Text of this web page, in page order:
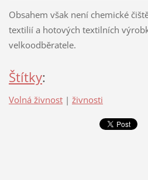
Obsahem však není chemické
textilií a hotových textilních
velkoodběratele.
Štítky:
Volná živnost | živnosti